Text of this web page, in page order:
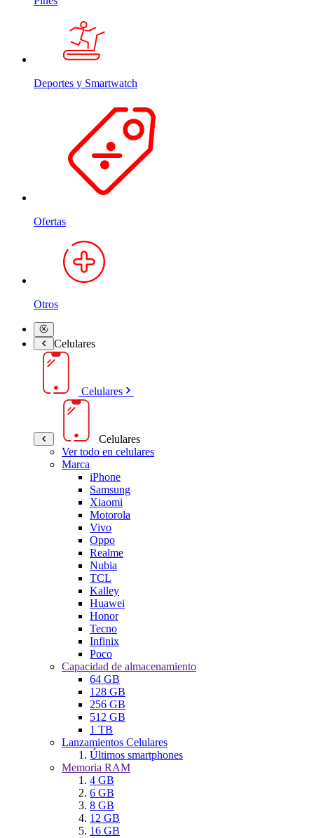
Deportes y Smartwatch
Ofertas
Otros
Celulares
Celulares
Celulares
Ver todo en celulares
Marca
iPhone
Samsung
Xiaomi
Motorola
Vivo
Oppo
Realme
Nubia
TCL
Kalley
Huawei
Honor
Tecno
Infinix
Poco
Capacidad de almacenamiento
64 GB
128 GB
256 GB
512 GB
1 TB
Lanzamientos Celulares
Últimos smartphones
Memoria RAM
4 GB
6 GB
8 GB
12 GB
16 GB